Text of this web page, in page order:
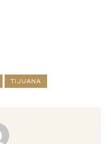
TIJUANA